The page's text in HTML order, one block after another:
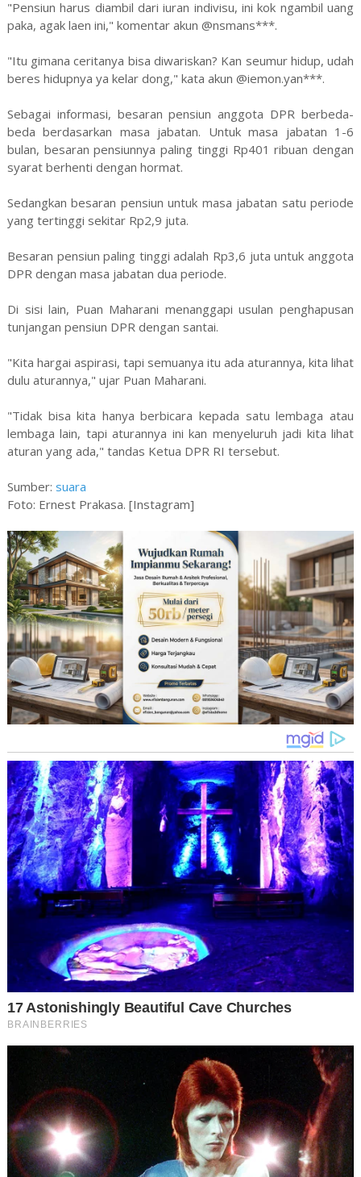
"Pensiun harus diambil dari iuran indivisu, ini kok ngambil uang
paka, agak laen ini," komentar akun @nsmans***.
"Itu gimana ceritanya bisa diwariskan? Kan seumur hidup, udah
beres hidupnya ya kelar dong," kata akun @iemon.yan***.
Sebagai informasi, besaran pensiun anggota DPR berbeda-
beda berdasarkan masa jabatan. Untuk masa jabatan 1-6
bulan, besaran pensiunnya paling tinggi Rp401 ribuan dengan
syarat berhenti dengan hormat.
Sedangkan besaran pensiun untuk masa jabatan satu periode
yang tertinggi sekitar Rp2,9 juta.
Besaran pensiun paling tinggi adalah Rp3,6 juta untuk anggota
DPR dengan masa jabatan dua periode.
Di sisi lain, Puan Maharani menanggapi usulan penghapusan
tunjangan pensiun DPR dengan santai.
"Kita hargai aspirasi, tapi semuanya itu ada aturannya, kita lihat
dulu aturannya," ujar Puan Maharani.
"Tidak bisa kita hanya berbicara kepada satu lembaga atau
lembaga lain, tapi aturannya ini kan menyeluruh jadi kita lihat
aturan yang ada," tandas Ketua DPR RI tersebut.
Sumber: suara
Foto: Ernest Prakasa. [Instagram]